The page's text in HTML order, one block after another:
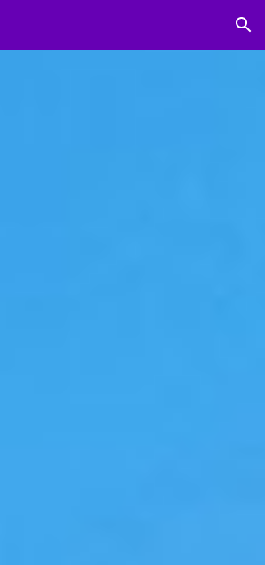
Skip to navigation